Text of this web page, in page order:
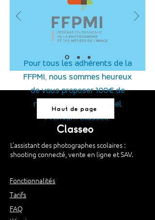
Pour tous les adhérents de la
FFPMI, nous sommes heureux
de vous proposer 100€ de
remise sur notre logiciel
Premium Classeo.
Haut de page
Classeo
L'assistant des photographes scolaires :
shooting connecté, vente en ligne et SAV.
Fonctionnalités
Tarifs
FAQ